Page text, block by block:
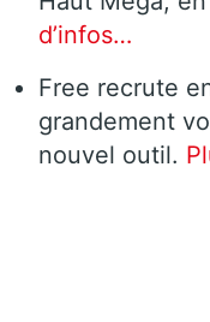
d’infos…
Free recrute
grandement
nouvel outil.